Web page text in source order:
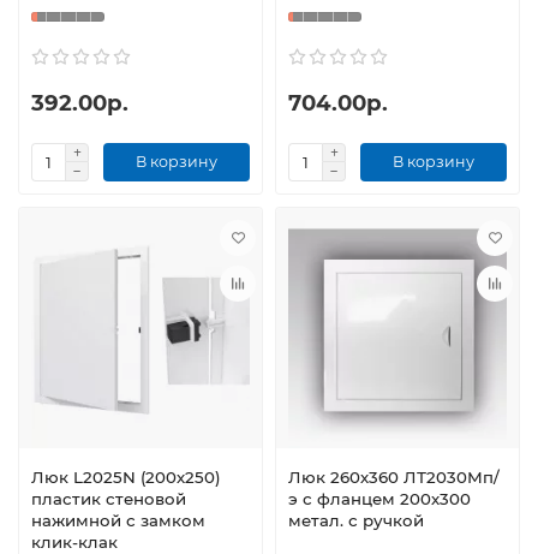
392.00р.
В корзину
704.00р.
В корзину
Люк L2025N (200х250)
пластик стеновой
нажимной с замком
клик-клак
Люк 260х360 ЛТ2030Мп/
э с фланцем 200х300
метал. с ручкой